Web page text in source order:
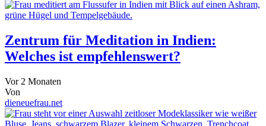
Zentrum für Meditation in Indien:
Welches ist empfehlenswert?
Vor 2 Monaten
Von
dieneuefrau.net